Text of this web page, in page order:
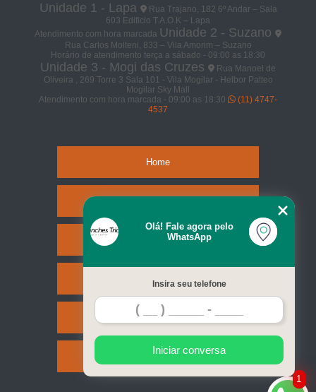
Unidade 1 - Lapa
Rua Trajano, 182 6º Andar – Sala
603 Edificio T.A.O.K – Lapa
Atendimento com hora marcada Unidade 2 - Suzano
Rua Carlos Molteni, 833 – Vila Amorim – Suzano
Horário de atendimento terça a sábado - 09:00 as 18:30
Unidade 3 - Mogi das Cruzes
Rua Manoel de
Oliveira , 269 Torre 3 Sala 101 - Vila Mogilar - Helbor Patteo
Mogilar Sky Mall
Atendimento com hora marcada - 09:00 as 18:30
(11) 4747-
4537
Home
Missão
Serviços
Contato
Mapa do site
1
Olá! Fale agora pelo
WhatsApp
Insira seu telefone
Iniciar conversa